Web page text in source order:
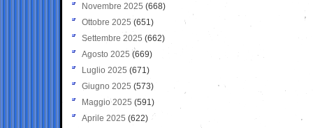
Novembre 2025 (668)
Ottobre 2025 (651)
Settembre 2025 (662)
Agosto 2025 (669)
Luglio 2025 (671)
Giugno 2025 (573)
Maggio 2025 (591)
Aprile 2025 (622)